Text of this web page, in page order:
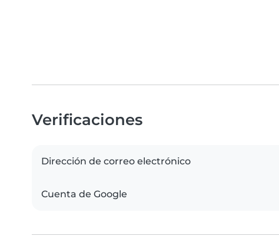
Verificaciones
Dirección de correo electrónico
Cuenta de Google